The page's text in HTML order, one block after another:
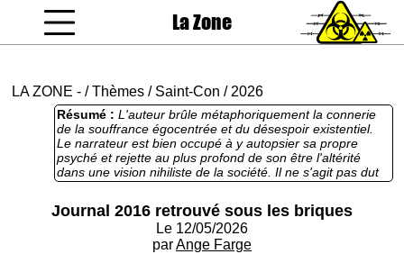
La Zone
LA ZONE - /Thèmes / Saint-Con / 2026
Résumé : L'auteur brûle métaphoriquement la connerie
de la souffrance égocentrée et du désespoir existentiel.
Le narrateur est bien occupé à y autopsier sa propre
psyché et rejette au plus profond de son être l'altérité
dans une vision nihiliste de la société. Il ne s'agit pas dut
tout d'un positionnement politique mais l'expression brute
de l'aliénation mentale. Le rejet de l'altérité via un prisme
nihiliste étant totalement raccord avec la pensée nazie, je
tenais tout particulièrement rattacher ce texte à la Saint-
Con puisque même une personne atteinte d'un trouble
Journal 2016 retrouvé sous les briques
Le 12/05/2026
parAnge Farge